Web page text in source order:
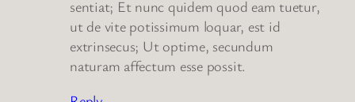
sentiat; Et nunc quidem quod eam tuetur,
ut de vite potissimum loquar, est id
extrinsecus; Ut optime, secundum
naturam affectum esse possit.